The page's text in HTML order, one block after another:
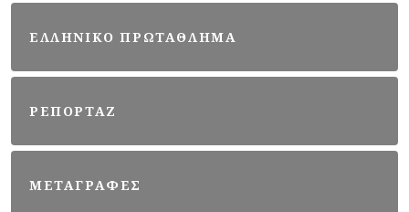
ΕΛΛΗΝΙΚΟ ΠΡΩΤΑΘΛΗΜΑ
ΡΕΠΟΡΤΑΖ
ΜΕΤΑΓΡΑΦΕΣ